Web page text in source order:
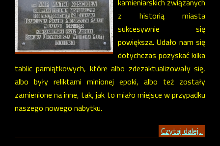
kamieniarskich związanych
z historią miasta
sukcesywnie się
powiększa. Udało nam się
dotychczas pozyskać kilka
tablic pamiątkowych, które albo zdezaktualizowały się,
albo były reliktami minionej epoki, albo też zostały
zamienione na inne, tak, jak to miało miejsce w przypadku
naszego nowego nabytku.
Czytaj dalej...